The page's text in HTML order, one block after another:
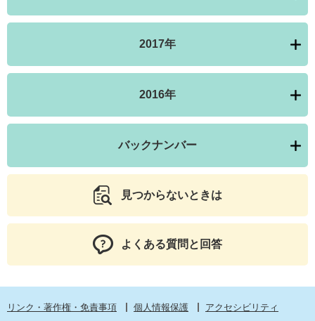
2017年
2016年
バックナンバー
見つからないときは
よくある質問と回答
リンク・著作権・免責事項 個人情報保護
アクセシビリティ